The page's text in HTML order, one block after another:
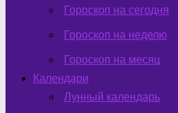
Гороскоп на сегодня
Гороскоп на неделю
Гороскоп на месяц
Календари
Лунный календарь